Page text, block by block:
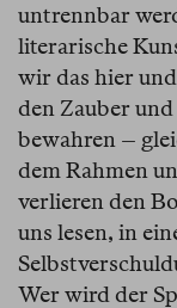
untrennbar
literarische
wir das hier
den Zauber
bewahren –
dem Rahmen
verlieren den
uns lesen, in
Wer wird der